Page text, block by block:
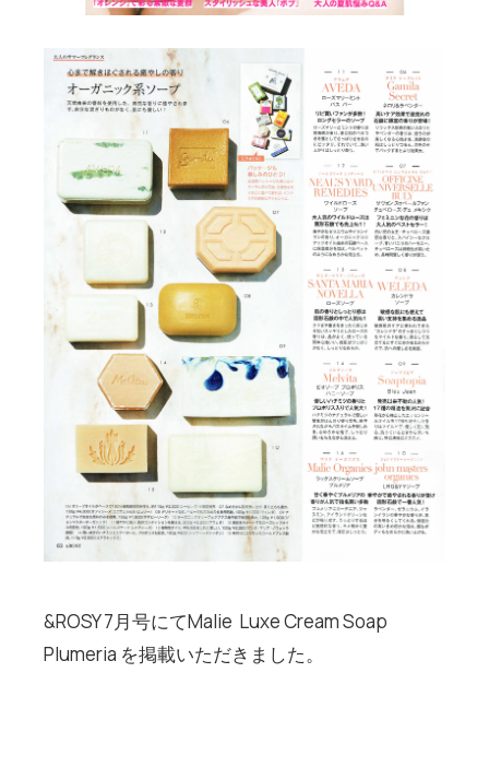
&ROSY 7月号にてMalie Luxe Cream Soap
Plumeria を掲載いただきました。